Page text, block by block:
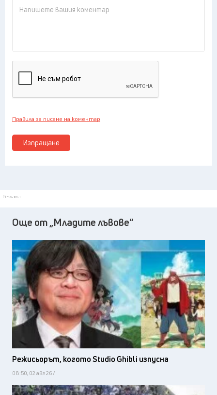
Изпращане
Правила за писане на коментар
Реклама
Още от „Младите лъвове“
Режисьорът, когото Studio Ghibli изпусна
08:50, 02 авг 26 /